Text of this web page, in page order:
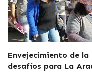
Envejecimiento de
desafíos para La